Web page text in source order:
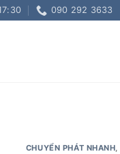
090 292 3633
CHUYỂN PHÁT NHANH,